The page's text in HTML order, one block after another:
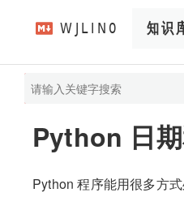
Python 日
Python 程序能用很多方